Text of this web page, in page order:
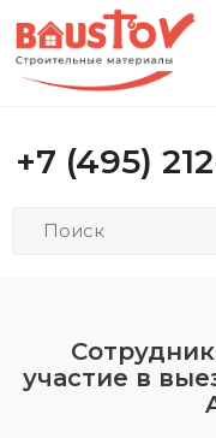
+7 (495)
участие в